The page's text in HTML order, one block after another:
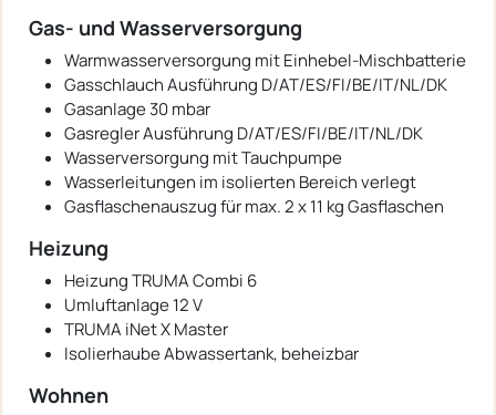
Gas- und Wasserversorgung
Warmwasserversorgung mit Einhebel-Mischbatterie
Gasschlauch Ausführung D/AT/ES/FI/BE/IT/NL/DK
Gasanlage 30 mbar
Gasregler Ausführung D/AT/ES/FI/BE/IT/NL/DK
Wasserversorgung mit Tauchpumpe
Wasserleitungen im isolierten Bereich verlegt
Gasflaschenauszug für max. 2 x 11 kg Gasflaschen
Heizung
Heizung TRUMA Combi 6
Umluftanlage 12 V
TRUMA iNet X Master
Isolierhaube Abwassertank, beheizbar
Wohnen